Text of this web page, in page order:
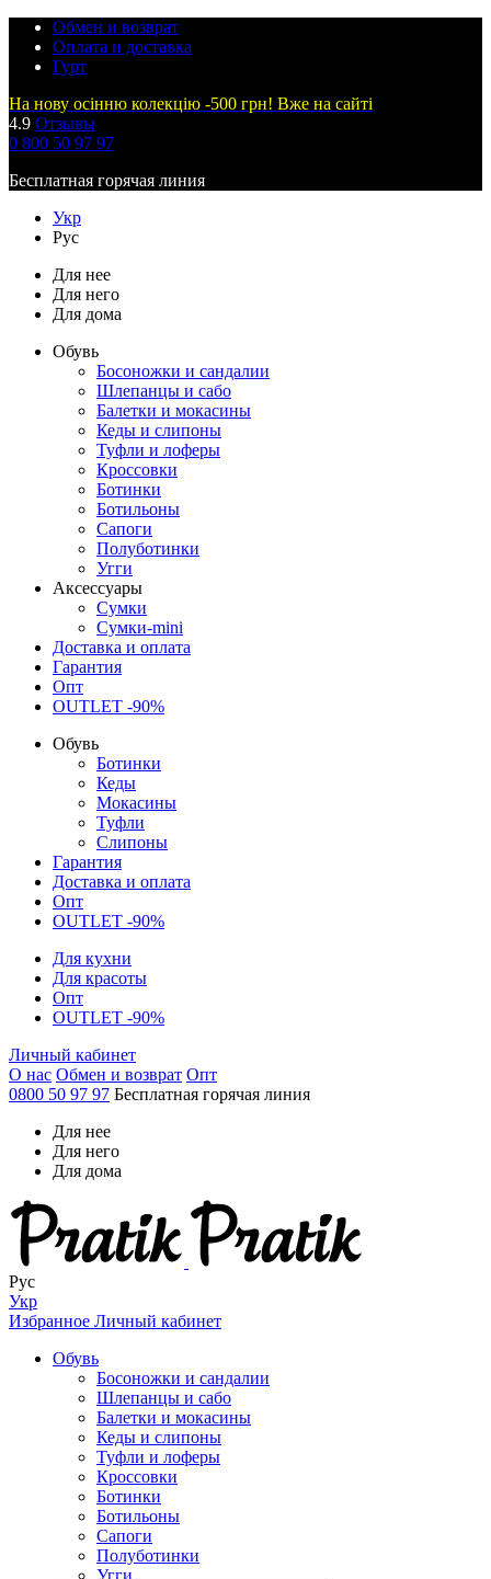
Обмен и возврат
Оплата и доставка
Гурт
На нову осінню колекцію -500 грн! Вже на сайті
4.9 Отзывы
0 800 50 97 97
Бесплатная горячая линия
Укр
Рус
Для нее
Для него
Для дома
Обувь
Босоножки и сандалии
Шлепанцы и сабо
Балетки и мокасины
Кеды и слипоны
Туфли и лоферы
Кроссовки
Ботинки
Ботильоны
Сапоги
Полуботинки
Угги
Аксессуары
Сумки
Сумки-mini
Доставка и оплата
Гарантия
Опт
OUTLET -90%
Обувь
Ботинки
Кеды
Мокасины
Туфли
Слипоны
Гарантия
Доставка и оплата
Опт
OUTLET -90%
Для кухни
Для красоты
Опт
OUTLET -90%
Личный кабинет
О нас Обмен и возврат Опт
0800 50 97 97 Бесплатная горячая линия
Для нее
Для него
Для дома
Рус
Укр
Избранное Личный кабинет
Обувь
Босоножки и сандалии
Шлепанцы и сабо
Балетки и мокасины
Кеды и слипоны
Туфли и лоферы
Кроссовки
Ботинки
Ботильоны
Сапоги
Полуботинки
Угги